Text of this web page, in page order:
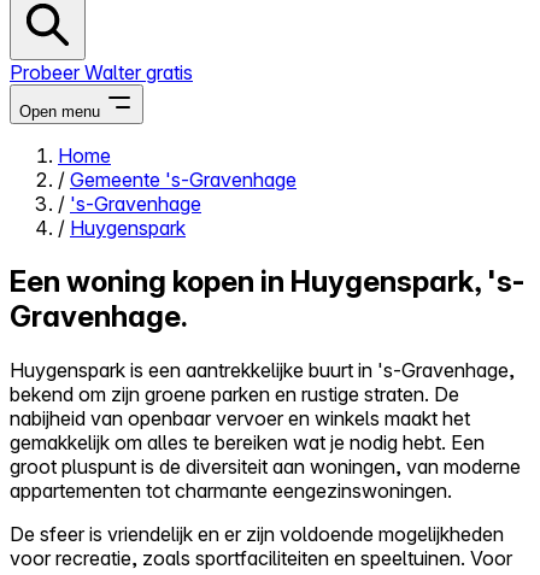
Probeer Walter gratis
Open menu
Close menu
Zelf kopen
Reviews
Prijzen
Log in
Probeer Walter gratis
Home
/ Gemeente 's-Gravenhage
/ 's-Gravenhage
/ Huygenspark
Een woning kopen in Huygenspark, 's-
Gravenhage.
Huygenspark is een aantrekkelijke buurt in 's-Gravenhage,
bekend om zijn groene parken en rustige straten. De
nabijheid van openbaar vervoer en winkels maakt het
gemakkelijk om alles te bereiken wat je nodig hebt. Een
groot pluspunt is de diversiteit aan woningen, van moderne
appartementen tot charmante eengezinswoningen.
De sfeer is vriendelijk en er zijn voldoende mogelijkheden
voor recreatie, zoals sportfaciliteiten en speeltuinen. Voor